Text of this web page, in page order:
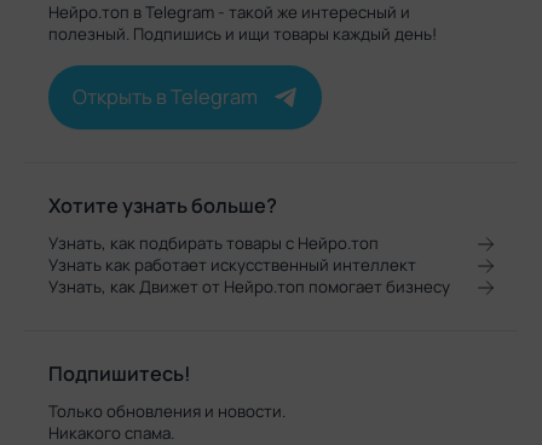
Нейро.топ в Telegram - такой же интересный и
полезный. Подпишись и ищи товары каждый день!
Открыть в Telegram
Хотите узнать больше?
Узнать, как подбирать товары с Нейро.топ
Узнать как работает искусственный интеллект
Узнать, как Движет от Нейро.топ помогает бизнесу
Подпишитесь!
Только обновления и новости.
Никакого спама.